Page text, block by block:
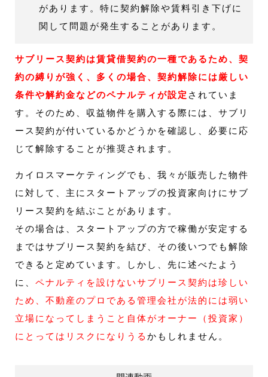
があります。特に契約解除や賃料引き下げに
関して問題が発生することがあります。
サブリース契約は賃貸借契約の一種であるため、契
約の縛りが強く、多くの場合、契約解除には厳しい
条件や解約金などのペナルティが設定 されていま
す。そのため、収益物件を購入する際には、サブリ
ース契約が付いているかどうかを確認し、必要に応
じて解除することが推奨されます。
カイロスマーケティングでも、我々が販売した物件
に対して、主にスタートアップの投資家向けにサブ
リース契約を結ぶことがあります。
その場合は、スタートアップの方で稼働が安定する
まではサブリース契約を結び、その後いつでも解除
できると定めています。しかし、先に述べたよう
に、 ペナルティを設けないサブリース契約は珍しい
ため、不動産のプロである管理会社が法的には弱い
立場になってしまうこと自体がオーナー（投資家）
にとってはリスクになりうる かもしれません。